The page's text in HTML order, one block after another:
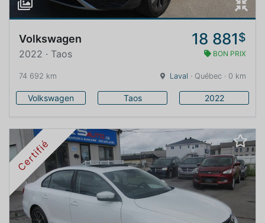
Volkswagen 18 881$
2022 · Taos BON PRIX
74 692 km Laval · Québec · 0 km
Volkswagen Taos 2022
Certifié